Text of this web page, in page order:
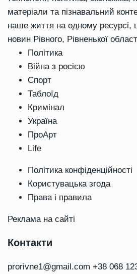
матеріали та пізнавальний
наше життя на одному ресурсі,
новин Рівного, Рівненької
Політика
Війна з росією
Спорт
Таблоїд
Кримінал
Україна
ПроАрт
Life
Політика конфіденційності
Користувацька згода
Права і правила
Реклама на сайті
Контакти
prorivne1@gmail.com +38 068